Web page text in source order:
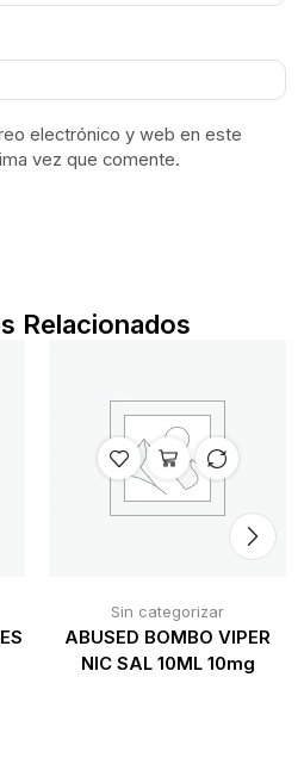
electrónico y web en este
vez que comente.
Relacionados
Sin categorizar
ABUSED BOMBO VIPER
NIC SAL 10ML 10mg